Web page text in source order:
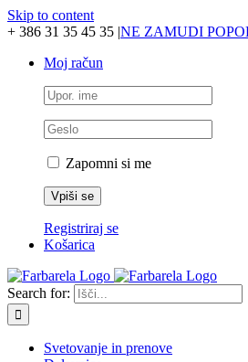
Skip to content
+ 386 31 35 45 35 |NE ZAMUDI
Moj račun
Zapomni si me
Registriraj se
Košarica
Search for:
Svetovanje in prenove